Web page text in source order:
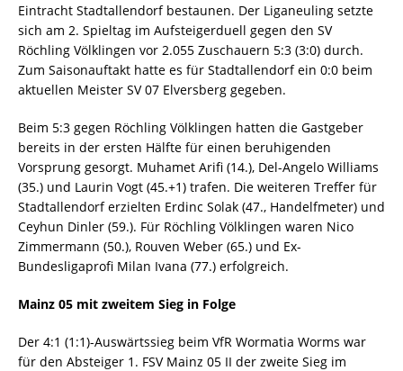
Eintracht Stadtallendorf bestaunen. Der Liganeuling setzte
sich am 2. Spieltag im Aufsteigerduell gegen den SV
Röchling Völklingen vor 2.055 Zuschauern 5:3 (3:0) durch.
Zum Saisonauftakt hatte es für Stadtallendorf ein 0:0 beim
aktuellen Meister SV 07 Elversberg gegeben.
Beim 5:3 gegen Röchling Völklingen hatten die Gastgeber
bereits in der ersten Hälfte für einen beruhigenden
Vorsprung gesorgt. Muhamet Arifi (14.), Del-Angelo Williams
(35.) und Laurin Vogt (45.+1) trafen. Die weiteren Treffer für
Stadtallendorf erzielten Erdinc Solak (47., Handelfmeter) und
Ceyhun Dinler (59.). Für Röchling Völklingen waren Nico
Zimmermann (50.), Rouven Weber (65.) und Ex-
Bundesligaprofi Milan Ivana (77.) erfolgreich.
Mainz 05 mit zweitem Sieg in Folge
Der 4:1 (1:1)-Auswärtssieg beim VfR Wormatia Worms war
für den Absteiger 1. FSV Mainz 05 II der zweite Sieg im